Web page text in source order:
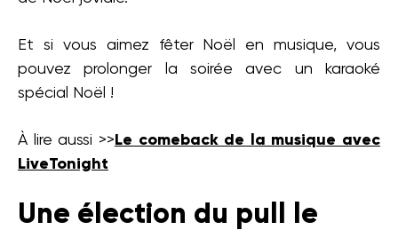
Et si vous aimez fêter Noël en musique, vous
pouvez prolonger la soirée avec un karaoké
spécial Noël !
À lire aussi >> Le comeback de la musique avec
LiveTonight
Une élection du pull le